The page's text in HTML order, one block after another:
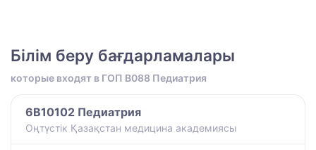
Білім беру бағдарламалары
которые входят в ГОП B088 Педиатрия
6B10102 Педиатрия
Оңтүстік Қазақстан медицина академиясы